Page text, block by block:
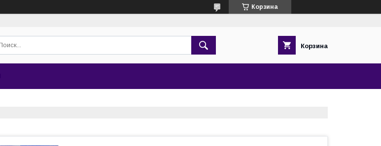
Корзина
Корзина